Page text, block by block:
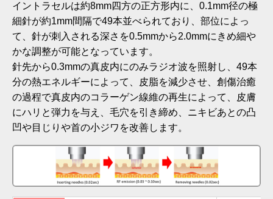
イントラセルは約8mm四方の正方形内に、0.1mm径の極
細針が約1mm間隔で49本並べられており、部位によっ
て、針が刺入される深さを0.5mmから2.0mmにきめ細や
かな調整が可能となっています。
針先から0.3mmの真皮内にのみラジオ波を照射し、49本
分の熱エネルギーによって、皮脂を減少させ、創傷治癒
の過程で真皮内のコラーゲン線維の再生によって、皮膚
にハリと弾力を与え、毛穴を引き締め、ニキビあとの凸
凹や目じりや首の小ジワを改善します。